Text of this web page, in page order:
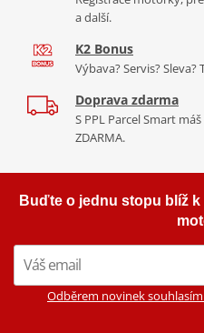
neobsahuje
Tabulka velikostí
Co když mi to nebude
PDF Aerodynamic
PDF Mounting instructions
a další.
K2 Bonus
Výbava? Servis?
Doprava zdarma
S PPL Parcel Smart
ZDARMA.
Buďte o jednu stopu blíž
Odběrem novinek